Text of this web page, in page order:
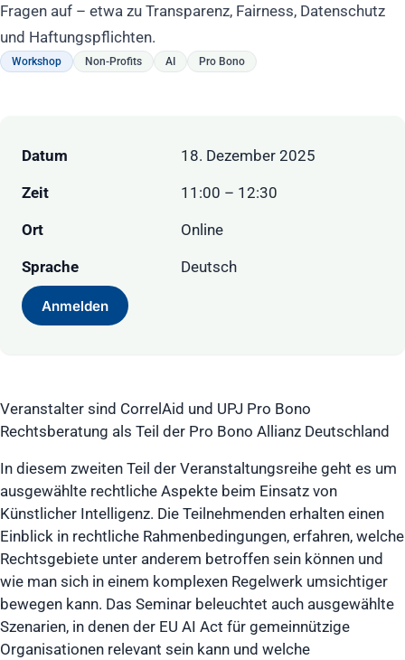
Fragen auf – etwa zu Transparenz, Fairness, Datenschutz
und Haftungspflichten.
Workshop Non-Profits AI Pro Bono
Datum 18. Dezember 2025
Zeit 11:00 – 12:30
Ort Online
Sprache Deutsch
Anmelden
Veranstalter sind CorrelAid und UPJ Pro Bono
Rechtsberatung als Teil der Pro Bono Allianz Deutschland
In diesem zweiten Teil der Veranstaltungsreihe geht es um
ausgewählte rechtliche Aspekte beim Einsatz von
Künstlicher Intelligenz. Die Teilnehmenden erhalten einen
Einblick in rechtliche Rahmenbedingungen, erfahren, welche
Rechtsgebiete unter anderem betroffen sein können und
wie man sich in einem komplexen Regelwerk umsichtiger
bewegen kann. Das Seminar beleuchtet auch ausgewählte
Szenarien, in denen der EU AI Act für gemeinnützige
Organisationen relevant sein kann und welche